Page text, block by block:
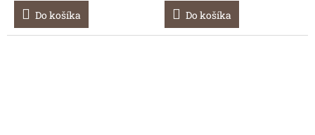
Do košíka Do košíka